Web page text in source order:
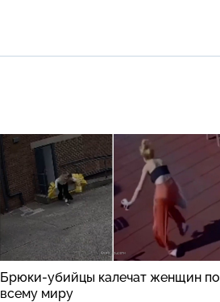
Брюки-убийцы калечат женщин по
всему миру